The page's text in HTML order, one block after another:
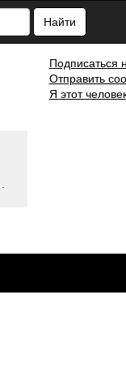
Найти
Подписаться
Отправить
Я этот